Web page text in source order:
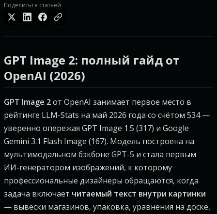
Поделиться статьей
GPT Image 2: полный гайд от
OpenAI (2026)
GPT Image 2от OpenAI занимает первое место в
рейтинге LLM-Stats на май 2026 года со счётом 534 —
уверенно опережая GPT Image 1.5 (317) и Google
Gemini 3.1 Flash Image (167). Модель построена на
мультимодальном бэкбоне GPT-5 и стала первым
ИИ-генератором изображений, к которому
профессиональные дизайнеры обращаются, когда
задача включает читаемый текст внутри картинки
— вывески магазинов, упаковка, уравнения на доске,